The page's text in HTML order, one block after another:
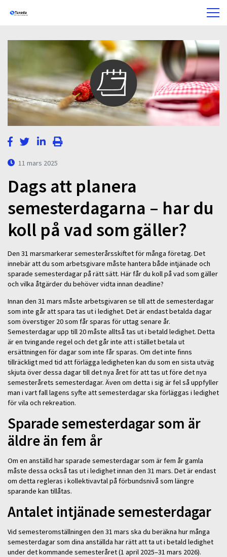
11 mars 2025
Dags att planera
semesterdagarna – har du
koll på vad som gäller?
Den 31 marsmarkerar semesterårsskiftet för många företag. Det
innebär att du som arbetsgivare måste hantera både intjänade och
sparade semesterdagar på rätt sätt. Här får du koll på vad som gäller
och vilka åtgärder du behöver vidta innan deadline?
Innan den 31 mars måste arbetsgivaren se till att de semesterdagar
som inte går att spara tas ut i ledighet. Det är endast betalda dagar
som överstiger 20 som får sparas för uttag senare år.
Semesterdagar upp till 20 måste alltså tas ut i betald ledighet. Detta
är en tvingande regel och det går inte att i stället betala ut
ersättningen för dagar som inte får sparas. Om det inte finns
tillräckligt med tid att förlägga ledigheten kan du som en sista utväg
skjuta över dessa dagar till det nya året för att tas ut före det nya
semesterårets semesterdagar. Även om detta i sig är fel så uppfyller
man i vart fall lagens syfte att semesterdagar ska förläggas i ledighet
för vila och rekreation.
Sparade semesterdagar som är
äldre än fem år
Om en anställd har sparade semesterdagar som är fem år gamla
måste dessa också tas ut i ledighet innan den 31 mars. Det är endast
om detta regleras i kollektivavtal på förbundsnivå som längre
sparande kan tillåtas.
Antalet intjänade semesterdagar
Vid semesteromställningen den 31 mars ska du beräkna hur många
semesterdagar som dina anställda har rätt att ta ut i betald ledighet
under det kommande semesteråret (1 april 2025–31 mars 2026).